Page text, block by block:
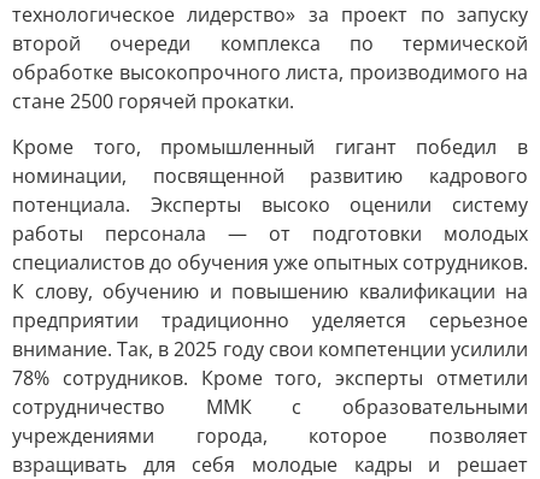
технологическое лидерство» за проект по запуску
второй очереди комплекса по термической
обработке высокопрочного листа, производимого на
стане 2500 горячей прокатки.
Кроме того, промышленный гигант победил в
номинации, посвященной развитию кадрового
потенциала. Эксперты высоко оценили систему
работы персонала — от подготовки молодых
специалистов до обучения уже опытных сотрудников.
К слову, обучению и повышению квалификации на
предприятии традиционно уделяется серьезное
внимание. Так, в 2025 году свои компетенции усилили
78% сотрудников. Кроме того, эксперты отметили
сотрудничество ММК с образовательными
учреждениями города, которое позволяет
взращивать для себя молодые кадры и решает